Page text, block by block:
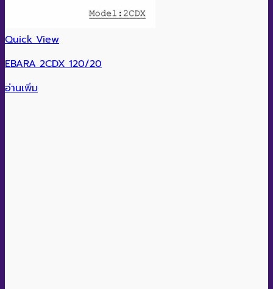
Quick View
EBARA 2CDX 120/20
อ่านเพิ่ม